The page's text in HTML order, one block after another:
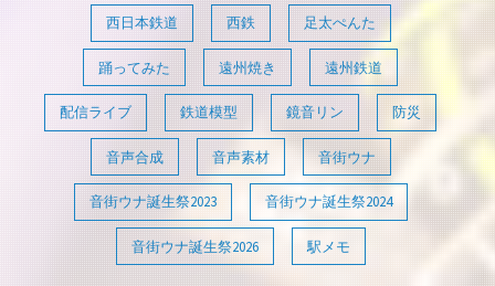
西日本鉄道 西鉄 足太ぺんた
踊ってみた 遠州焼き 遠州鉄道
配信ライブ 鉄道模型 鏡音リン 防災
音声合成 音声素材 音街ウナ
音街ウナ誕生祭2023 音街ウナ誕生祭2024
音街ウナ誕生祭2026 駅メモ